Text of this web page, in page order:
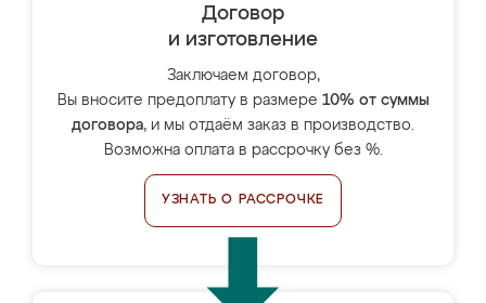
Договор
и изготовление
Заключаем договор,
Вы вносите предоплату в размере 10% от суммы
договора, и мы отдаём заказ в производство.
Возможна оплата в рассрочку без %.
УЗНАТЬ О РАССРОЧКЕ